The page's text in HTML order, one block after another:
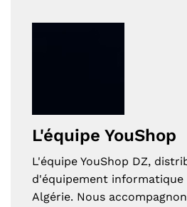
L'équipe YouShop
L'équipe YouShop DZ,
d'équipement informatique
Algérie. Nous